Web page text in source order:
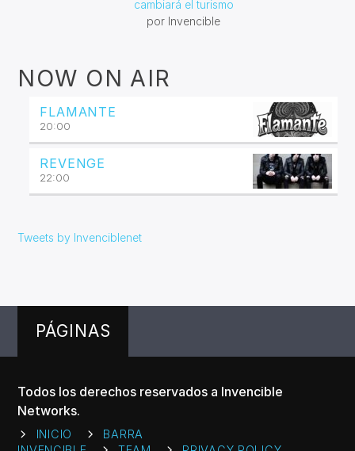
cambiará el turismo
por Invencible
NOW ON AIR
FLAMANTE
20:00
REVENGE
22:00
Tweets by Invenciblenet
PÁGINAS
Todos los derechos reservados a Invencible
Networks.
INICIO
BARRA